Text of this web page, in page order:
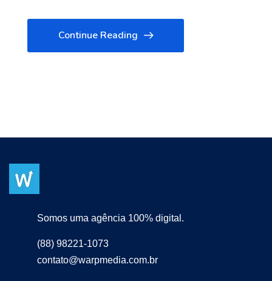
Continue Reading
Somos uma agência 100% digital.
(88) 98221-1073
contato@warpmedia.com.br